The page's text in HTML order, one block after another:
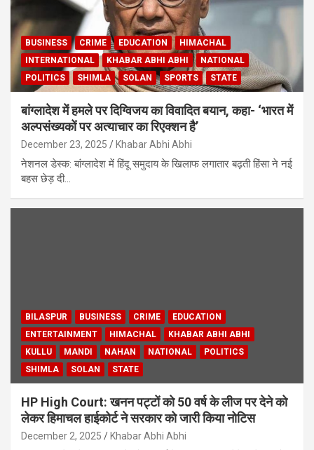
BUSINESS CRIME EDUCATION
HIMACHAL
INTERNATIONAL
KHABAR ABHI ABHI
NATIONAL
POLITICS
SHIMLA SOLAN SPORTS STATE
बांग्लादेश में हमले पर दिग्विजय का विवादित बयान, कहा- ‘भारत में
अल्पसंख्यकों पर अत्याचार का रिएक्शन है’
December 23, 2025 Khabar Abhi Abhi
नेशनल डेस्क: बांग्लादेश में हिंदू समुदाय के खिलाफ लगातार बढ़ती हिंसा ने नई
बहस छेड़ दी…
BILASPUR BUSINESS CRIME
EDUCATION
ENTERTAINMENT
HIMACHAL
KHABAR ABHI ABHI
KULLU
MANDI NAHAN NATIONAL
POLITICS
SHIMLA
SOLAN STATE
HP High Court: खनन पट्टों को 50 वर्ष के लीज पर देने को
लेकर हिमाचल हाईकोर्ट ने सरकार को जारी किया नोटिस
December 2, 2025 Khabar Abhi Abhi